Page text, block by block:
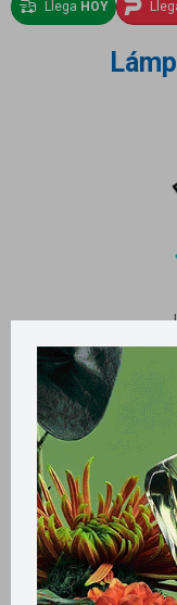
Llega HOY